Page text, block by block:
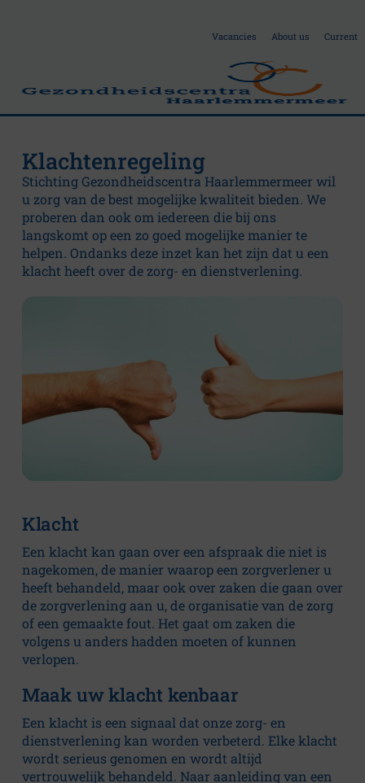
Vacancies About us Current
A
b
o
u
Missie
en
visie
Bestuur
en
toezicht
Jaarverslag
Klokkenluidersregeling
Cliëntenraad
Klachten en
complimenten
Klachtenregeling
Stichting Gezondheidscentra Haarlemmermeer wil
u zorg van de best mogelijke kwaliteit bieden. We
proberen dan ook om iedereen die bij ons
langskomt op een zo goed mogelijke manier te
helpen. Ondanks deze inzet kan het zijn dat u een
klacht heeft over de zorg- en dienstverlening.
Klacht
Een klacht kan gaan over een afspraak die niet is
nagekomen, de manier waarop een zorgverlener u
heeft behandeld, maar ook over zaken die gaan over
de zorgverlening aan u, de organisatie van de zorg
of een gemaakte fout. Het gaat om zaken die
volgens u anders hadden moeten of kunnen
verlopen.
Maak uw klacht kenbaar
Een klacht is een signaal dat onze zorg- en
dienstverlening kan worden verbeterd. Elke klacht
wordt serieus genomen en wordt altijd
vertrouwelijk behandeld. Naar aanleiding van een